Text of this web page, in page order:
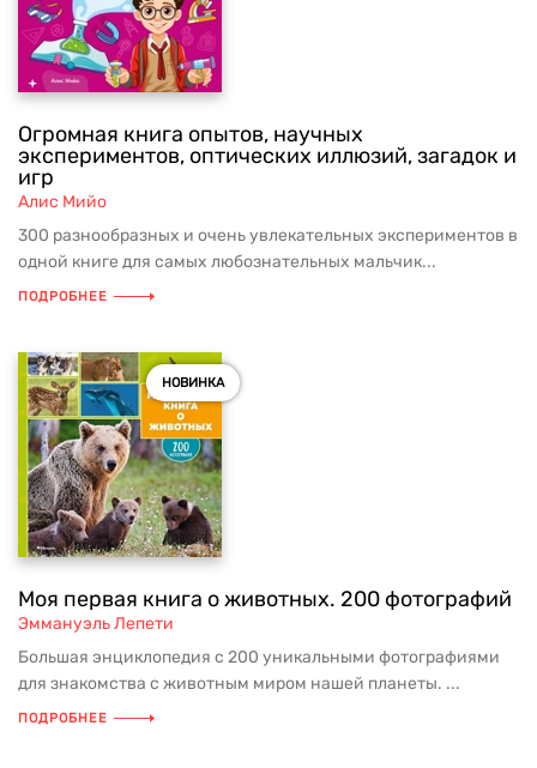
Огромная книга опытов, научных
экспериментов, оптических иллюзий, загадок и
игр
Алис Мийо
300 разнообразных и очень увлекательных экспериментов в
одной книге для самых любознательных мальчик...
ПОДРОБНЕЕ
НОВИНКА
Моя первая книга о животных. 200 фотографий
Эммануэль Лепети
Большая энциклопедия с 200 уникальными фотографиями
для знакомства с животным миром нашей планеты. ...
ПОДРОБНЕЕ